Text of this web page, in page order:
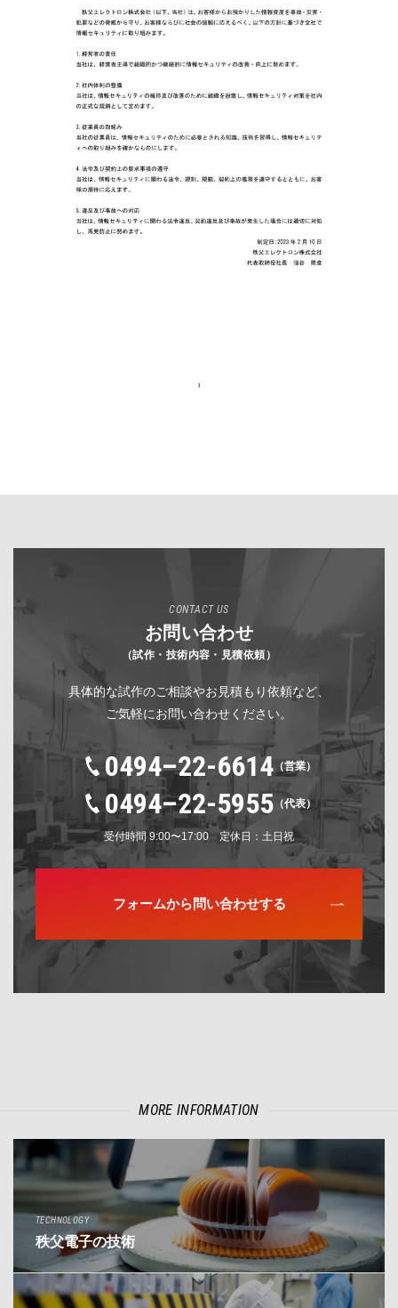
CONTACT US
お問い合わせ
（試作・技術内容・見積依頼）
具体的な試作のご相談やお見積もり依頼など、
ご気軽にお問い合わせください。
0494–22-6614 （営業）
0494–22-5955 （代表）
受付時間 9:00〜17:00 定休日：土日祝
フォームから問い合わせする
MORE INFORMATION
TECHNOLOGY
秩父電子の技術